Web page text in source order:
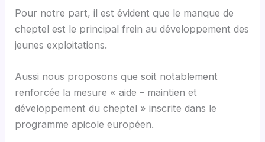
Pour notre part, il est évident que le manque de
cheptel est le principal frein au développement des
jeunes exploitations.
Aussi nous proposons que soit notablement
renforcée la mesure « aide – maintien et
développement du cheptel » inscrite dans le
programme apicole européen.